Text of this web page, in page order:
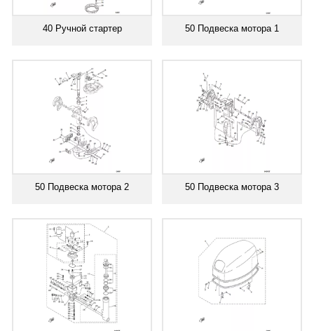
40 Ручной стартер 50 Подвеска мотора 1
50 Подвеска мотора 2 50 Подвеска мотора 3